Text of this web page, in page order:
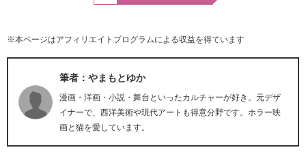
※本ページはアフィリエイトプログラムによる収益を得ています
筆者：やまもとゆか
漫画・洋画・小説・舞台といったカルチャーが好き。元デザ
イナーで、西洋美術や現代アートも得意分野です。ホラー映
画と猫を愛しています。